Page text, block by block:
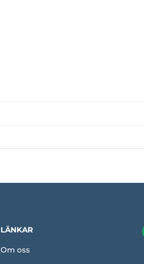
LÄNKAR
Om oss